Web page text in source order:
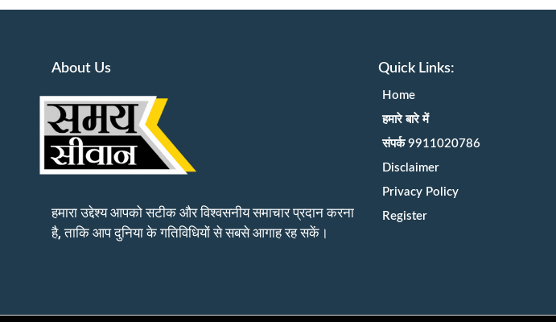
About Us
हमारा उद्देश्य आपको सटीक और विश्वसनीय समाचार प्रदान करना
है, ताकि आप दुनिया के गतिविधियों से सबसे आगाह रह सकें।
Quick Links:
Home
हमारे बारे में
संपर्क 9911020786
Disclaimer
Privacy Policy
Register